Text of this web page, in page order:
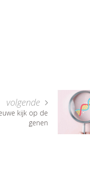
volgende
kijk op de
genen